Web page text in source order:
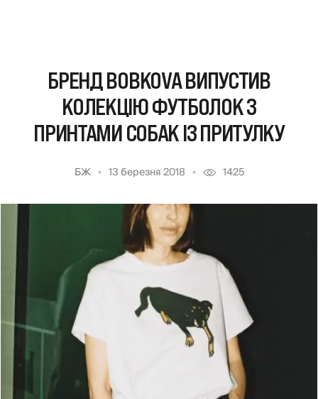
БРЕНД BOBKOVA ВИПУСТИВ
КОЛЕКЦІЮ ФУТБОЛОК З
ПРИНТАМИ СОБАК ІЗ ПРИТУЛКУ
БЖ 13 березня 2018 1425